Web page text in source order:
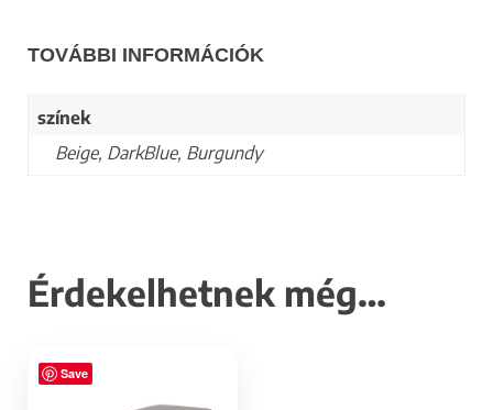
TOVÁBBI INFORMÁCIÓK
színek
Beige, DarkBlue, Burgundy
Érdekelhetnek még…
Save